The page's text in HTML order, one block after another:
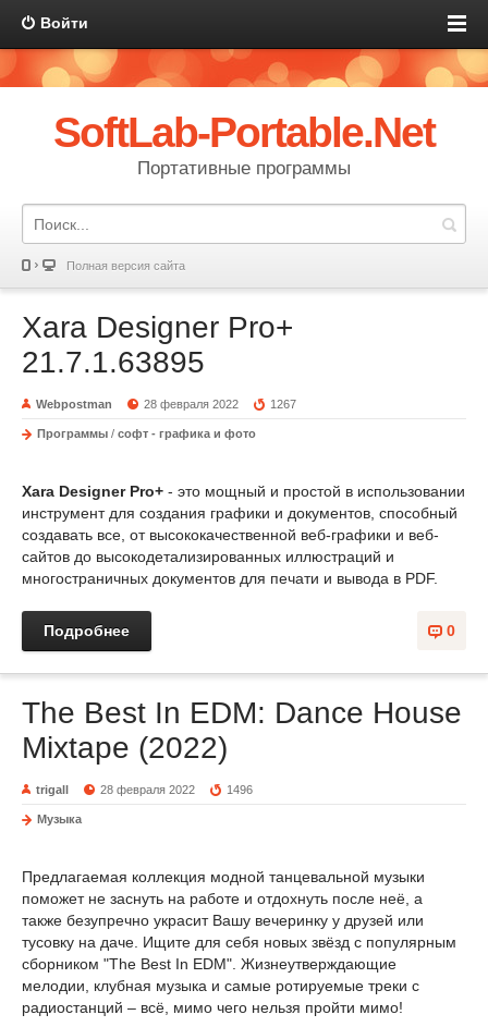
Войти
SoftLab-Portable.Net
Портативные программы
Полная версия сайта
Xara Designer Pro+
21.7.1.63895
Webpostman 28 февраля 2022 1267
Программы / софт - графика и фото
Xara Designer Pro+ - это мощный и простой в использовании
инструмент для создания графики и документов, способный
создавать все, от высококачественной веб-графики и веб-
сайтов до высокодетализированных иллюстраций и
многостраничных документов для печати и вывода в PDF.
0
Подробнее
The Best In EDM: Dance House
Mixtape (2022)
trigall 28 февраля 2022 1496
Музыка
Предлагаемая коллекция модной танцевальной музыки
поможет не заснуть на работе и отдохнуть после неё, а
также безупречно украсит Вашу вечеринку у друзей или
тусовку на даче. Ищите для себя новых звёзд с популярным
сборником "The Best In EDM". Жизнеутверждающие
мелодии, клубная музыка и самые ротируемые треки с
радиостанций – всё, мимо чего нельзя пройти мимо!